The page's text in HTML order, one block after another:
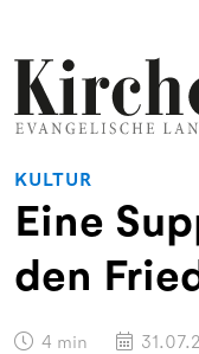
KULTUR
Eine
den
4 min